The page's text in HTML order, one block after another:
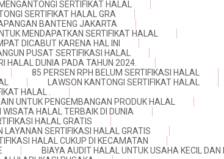
SERTIFIKAT HALAL
SERTIFIKAT HALAL GRA
BANTENG JAKARTA
MENDAPATKAN SERTIFIKAT HALAL
DICABUT KARENA HAL INI
PUSAT SERTIFIKASI HALAL
HALAL DUNIA PADA TAHUN 2024.
85 PERSEN RPH BELUM SERTIFIKASI HALAL
LAWSON KANTONGI SERTIFIKAT HALAL
HALAL .
UNTUK PENGEMBANGAN PRODUK HALAL
HALAL TERBAIK DI DUNIA
HALAL GRATIS
SERTIFIKASI HALAL GRATIS
HALAL CUKUP DI KECAMATAN
BIAYA AUDIT HALAL UNTUK USAHA KECIL DAN